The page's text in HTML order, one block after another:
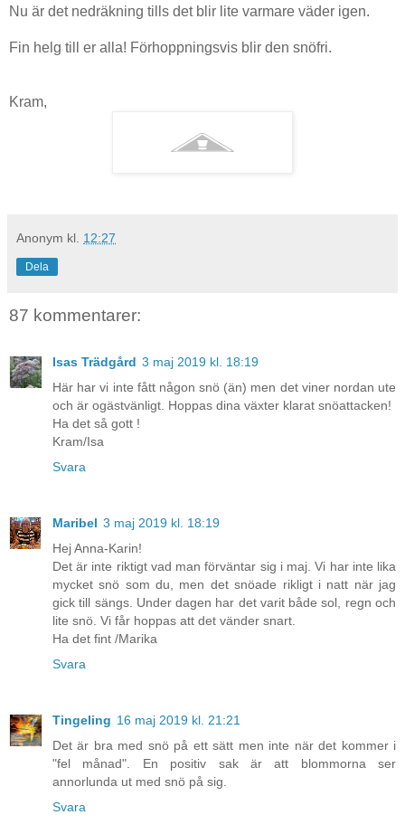
Nu är det nedräkning tills det blir lite varmare väder igen.
Fin helg till er alla! Förhoppningsvis blir den snöfri.
Kram,
Anonym kl. 12:27
Dela
87 kommentarer:
Isas Trädgård 3 maj 2019 kl. 18:19
Här har vi inte fått någon snö (än) men det viner nordan ute
och är ogästvänligt. Hoppas dina växter klarat snöattacken!
Ha det så gott !
Kram/Isa
Svara
Maribel 3 maj 2019 kl. 18:19
Hej Anna-Karin!
Det är inte riktigt vad man förväntar sig i maj. Vi har inte lika
mycket snö som du, men det snöade rikligt i natt när jag
gick till sängs. Under dagen har det varit både sol, regn och
lite snö. Vi får hoppas att det vänder snart.
Ha det fint /Marika
Svara
Tingeling 16 maj 2019 kl. 21:21
Det är bra med snö på ett sätt men inte när det kommer i
"fel månad". En positiv sak är att blommorna ser
annorlunda ut med snö på sig.
Svara